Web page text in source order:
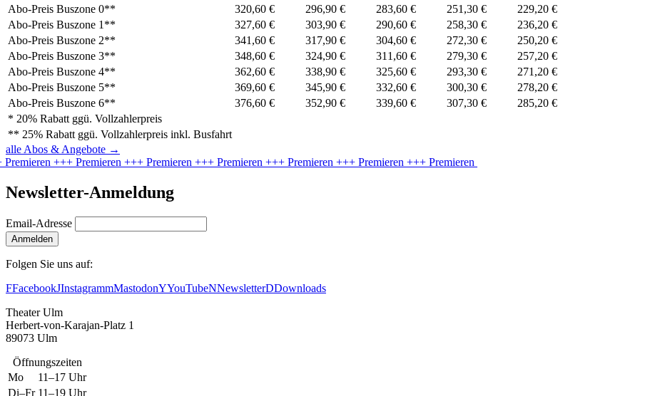
Abo-Preis Buszone 0**
320,60 € 296,90 € 283,60 € 251,30 €
229,20 €
Abo-Preis Buszone 1**
327,60 € 303,90 € 290,60 € 258,30 €
236,20 €
Abo-Preis Buszone 2**
341,60 € 317,90 € 304,60 € 272,30 €
250,20 €
Abo-Preis Buszone 3**
348,60 € 324,90 € 311,60 € 279,30 €
257,20 €
Abo-Preis Buszone 4**
362,60 € 338,90 € 325,60 € 293,30 €
271,20 €
Abo-Preis Buszone 5**
369,60 € 345,90 € 332,60 € 300,30 €
278,20 €
Abo-Preis Buszone 6**
376,60 € 352,90 € 339,60 € 307,30 €
285,20 €
* 20% Rabatt ggü. Vollzahlerpreis
** 25% Rabatt ggü. Vollzahlerpreis inkl. Busfahrt
alle Abos & Angebote →
+++ Premieren+++ Premieren+++ Premieren+++ Premieren+++ Premieren+++ Premieren
Newsletter-Anmeldung
Email-Adresse
Anmelden
Folgen Sie uns auf:
FFacebookJInstagrammMastodonYYouTubeNNewsletterDDownloads
Theater Ulm
Herbert-von-Karajan-Platz 1
89073 Ulm
Öffnungszeiten
Mo
11–17 Uhr
Di–Fr 11–19 Uhr